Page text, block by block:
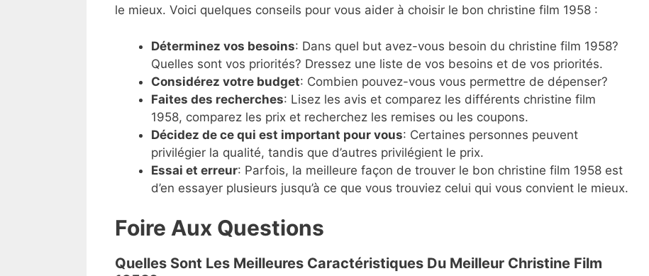
le mieux. Voici quelques conseils pour vous aider à choisir le bon christine film 1958 :
Déterminez vos besoins: Dans quel but avez-vous besoin du christine film 1958?
Quelles sont vos priorités? Dressez une liste de vos besoins et de vos priorités.
Considérez votre budget: Combien pouvez-vous vous permettre de dépenser?
Faites des recherches: Lisez les avis et comparez les différents christine film
1958, comparez les prix et recherchez les remises ou les coupons.
Décidez de ce qui est important pour vous: Certaines personnes peuvent
privilégier la qualité, tandis que d’autres privilégient le prix.
Essai et erreur: Parfois, la meilleure façon de trouver le bon christine film 1958 est
d’en essayer plusieurs jusqu’à ce que vous trouviez celui qui vous convient le mieux.
Foire Aux Questions
Quelles Sont Les Meilleures Caractéristiques Du Meilleur Christine Film